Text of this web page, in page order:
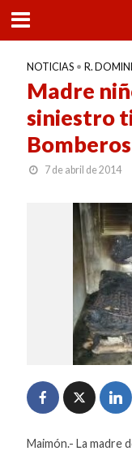
NOTICIAS • R.
Madre
siniestro
7 de abril de 2014
Maimón.- La madre